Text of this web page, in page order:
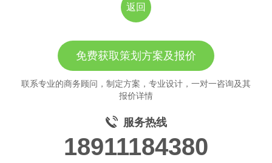
返回
免费获取策划方案及报价
联系专业的商务顾问，制定方案，专业设计，一对一咨询及其
报价详情
服务热线
18911184380